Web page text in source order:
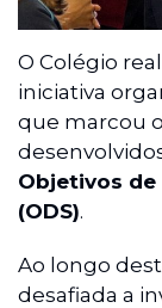
O Colégio
iniciativa
que marcou
Objetivos
(ODS).
Ao longo
desafiada a